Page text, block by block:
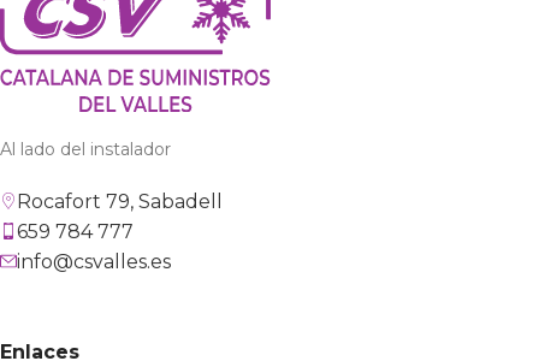
Al lado del instalador
Rocafort 79, Sabadell
659 784 777
info@csvalles.es
Enlaces